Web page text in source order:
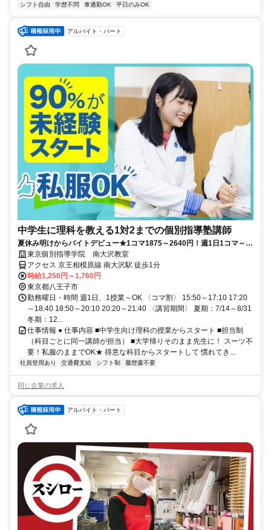
シフト自由
学歴不問 車通勤OK 平日のみOK
アルバイト・パート
中学生に理科を教える1対2までの個別指導塾講師
夏休み明けからバイトデビュー★1コマ1875～2640円！週1日1コマ～私
服でok◎
東京個別指導学院 南大沢教室
アクセス 京王相模原線 南大沢駅 徒歩1分
時給1,250円～1,760円
東京都八王子市
勤務曜日・時間 週1日、1授業～OK 〈コマ割〉 15:50～17:10 17:20
～18:40 18:50～20:10 20:20～21:40 〈講習期間〉 夏期：7/14～8/31
冬期：12...
仕事情報 ● 仕事内容 ■中学生向け理科の授業からスタート ■担当制
（科目ごとに同一講師が担当） ■大学帰りそのまま先生に！ スーツ不
要！私服のままでOK★ 得意な科目からスタートして 慣れてき...
社員登用あり 交通費支給 シフト制 履歴書不要
同じ企業の求人
アルバイト・パート